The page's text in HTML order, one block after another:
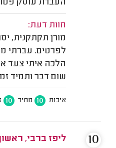
העברת עוסק
חוות דעת:
מורן תקתקנית,
לפרטים. עברתי
הלכה איתי צעד
שום דבר ותמיד
איכות 10 מחיר 10
ליפז ברבי,
10